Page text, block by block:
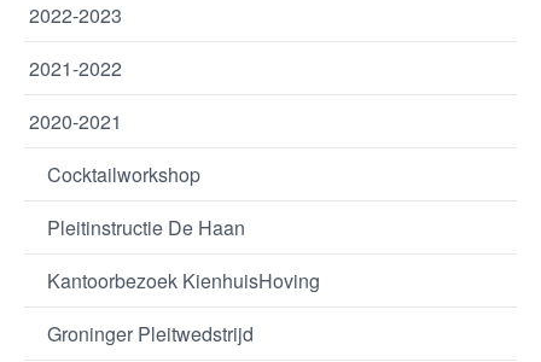
2022-2023
2021-2022
2020-2021
Cocktailworkshop
Pleitinstructie De Haan
Kantoorbezoek KienhuisHoving
Groninger Pleitwedstrijd